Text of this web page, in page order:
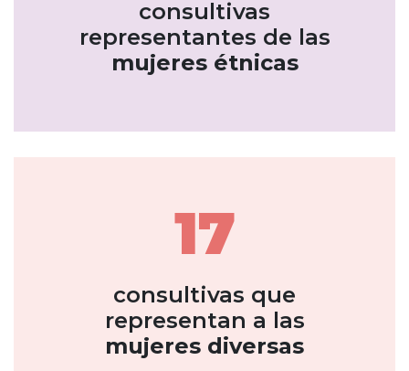
consultivas
representantes de las
mujeres étnicas
17
consultivas que
representan a las
mujeres diversas